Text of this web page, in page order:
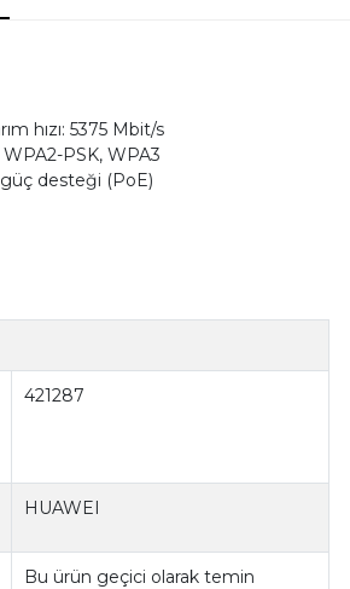
hızı: 5375 Mbit/s
PSK, WPA3
desteği (PoE)
421287
HUAWEI
Bu ürün geçici olarak temin